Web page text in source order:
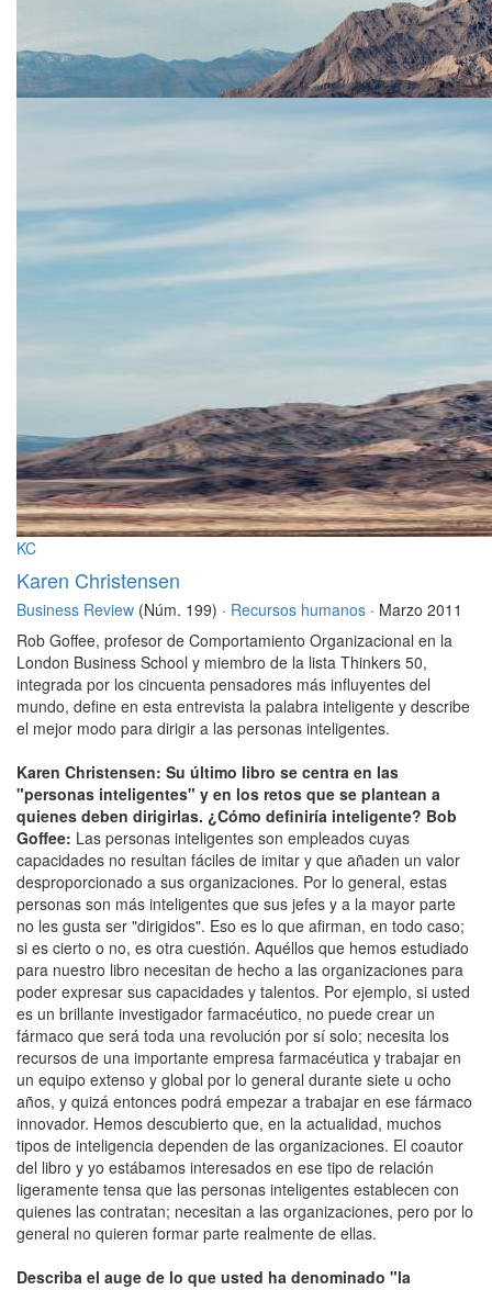
KC
Karen Christensen
Business Review (Núm. 199) · Recursos humanos · Marzo 2011
Rob Goffee, profesor de Comportamiento Organizacional en la
London Business School y miembro de la lista Thinkers 50,
integrada por los cincuenta pensadores más influyentes del
mundo, define en esta entrevista la palabra inteligente y describe
el mejor modo para dirigir a las personas inteligentes.
Karen Christensen: Su último libro se centra en las
"personas inteligentes" y en los retos que se plantean a
quienes deben dirigirlas. ¿Cómo definiría inteligente? Bob
Goffee: Las personas inteligentes son empleados cuyas
capacidades no resultan fáciles de imitar y que añaden un valor
desproporcionado a sus organizaciones. Por lo general, estas
personas son más inteligentes que sus jefes y a la mayor parte
no les gusta ser "dirigidos". Eso es lo que afirman, en todo caso;
si es cierto o no, es otra cuestión. Aquéllos que hemos estudiado
para nuestro libro necesitan de hecho a las organizaciones para
poder expresar sus capacidades y talentos. Por ejemplo, si usted
es un brillante investigador farmacéutico, no puede crear un
fármaco que será toda una revolución por sí solo; necesita los
recursos de una importante empresa farmacéutica y trabajar en
un equipo extenso y global por lo general durante siete u ocho
años, y quizá entonces podrá empezar a trabajar en ese fármaco
innovador. Hemos descubierto que, en la actualidad, muchos
tipos de inteligencia dependen de las organizaciones. El coautor
del libro y yo estábamos interesados en ese tipo de relación
ligeramente tensa que las personas inteligentes establecen con
quienes las contratan; necesitan a las organizaciones, pero por lo
general no quieren formar parte realmente de ellas.
Describa el auge de lo que usted ha denominado "la